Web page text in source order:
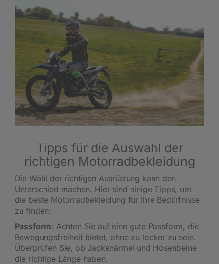
Tipps für die Auswahl der
richtigen Motorradbekleidung
Die Wahl der richtigen Ausrüstung kann den
Unterschied machen. Hier sind einige Tipps, um
die beste Motorradbekleidung für Ihre Bedürfnisse
zu finden:
Passform: Achten Sie auf eine gute Passform, die
Bewegungsfreiheit bietet, ohne zu locker zu sein.
Überprüfen Sie, ob Jackenärmel und Hosenbeine
die richtige Länge haben.